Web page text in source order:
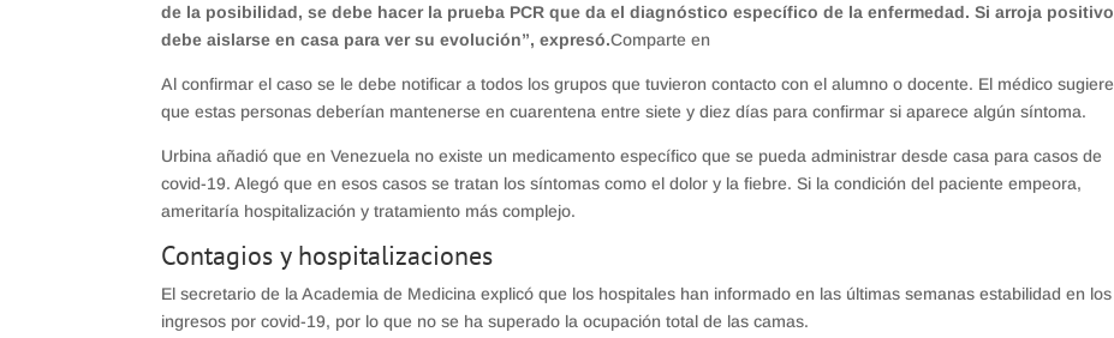
de la posibilidad, se debe hacer la prueba PCR que da el diagnóstico específico de la enfermedad. Si arroja positivo
debe aislarse en casa para ver su evolución”, expresó.Comparte en
Al confirmar el caso se le debe notificar a todos los grupos que tuvieron contacto con el alumno o docente. El médico sugiere
que estas personas deberían mantenerse en cuarentena entre siete y diez días para confirmar si aparece algún síntoma.
Urbina añadió que en Venezuela no existe un medicamento específico que se pueda administrar desde casa para casos de
covid-19. Alegó que en esos casos se tratan los síntomas como el dolor y la fiebre. Si la condición del paciente empeora,
ameritaría hospitalización y tratamiento más complejo.
Contagios y hospitalizaciones
El secretario de la Academia de Medicina explicó que los hospitales han informado en las últimas semanas estabilidad en los
ingresos por covid-19, por lo que no se ha superado la ocupación total de las camas.